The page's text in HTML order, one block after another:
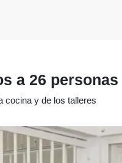
a 26
cocina y de los talleres